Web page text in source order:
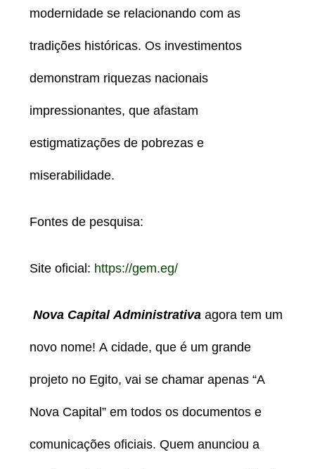
modernidade se relacionando com as
tradições históricas. Os investimentos
demonstram riquezas nacionais
impressionantes, que afastam
estigmatizações de pobrezas e
miserabilidade.
Fontes de pesquisa:
Site oficial: https://gem.eg/
Nova Capital Administrativa agora tem um
novo nome! A cidade, que é um grande
projeto no Egito, vai se chamar apenas “A
Nova Capital” em todos os documentos e
comunicações oficiais. Quem anunciou a